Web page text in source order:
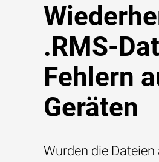
.RMS-
Fehlern
Geräten
Wurden die